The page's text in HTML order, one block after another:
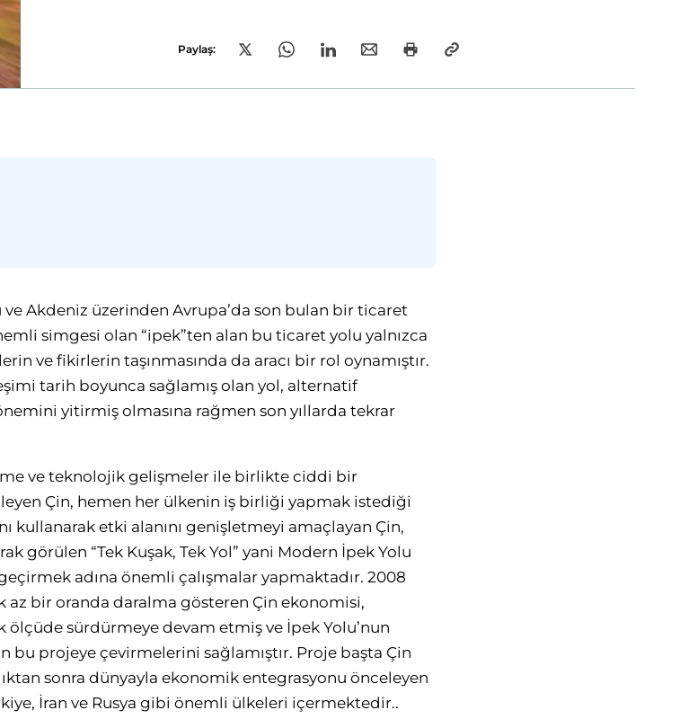
Paylaş:
ve Akdeniz üzerinden Avrupa’da son bulan bir ticaret
simgesi olan “ipek”ten alan bu ticaret yolu yalnızca
ve fikirlerin taşınmasında da aracı bir rol oynamıştır.
tarih boyunca sağlamış olan yol, alternatif
yitirmiş olmasına rağmen son yıllarda tekrar
ve teknolojik gelişmeler ile birlikte ciddi bir
Çin, hemen her ülkenin iş birliği yapmak istediği
kullanarak etki alanını genişletmeyi amaçlayan Çin,
görülen “Tek Kuşak, Tek Yol” yani Modern İpek Yolu
adına önemli çalışmalar yapmaktadır. 2008
az bir oranda daralma gösteren Çin ekonomisi,
sürdürmeye devam etmiş ve İpek Yolu’nun
projeye çevirmelerini sağlamıştır. Proje başta Çin
sonra dünyayla ekonomik entegrasyonu önceleyen
İran ve Rusya gibi önemli ülkeleri içermektedir..